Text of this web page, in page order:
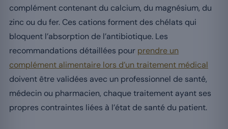
complément contenant du calcium, du magnésium, du
zinc ou du fer. Ces cations forment des chélats qui
bloquent l’absorption de l’antibiotique. Les
recommandations détaillées pour prendre un
complément alimentaire lors d’un traitement médical
doivent être validées avec un professionnel de santé,
médecin ou pharmacien, chaque traitement ayant ses
propres contraintes liées à l’état de santé du patient.